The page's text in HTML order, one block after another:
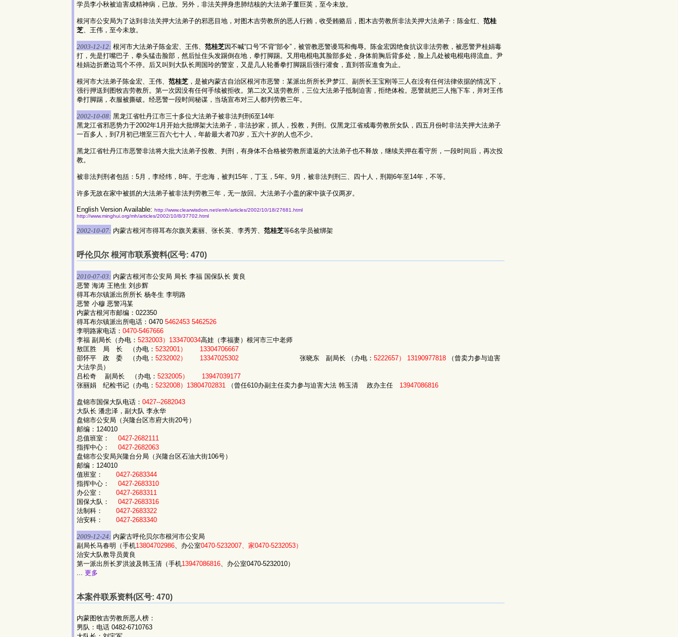
学员李小秋被迫害成精神病，已放。另外，非法关押身患肺结核的大法弟子董巨英，至今未放。
根河市公安局为了达到非法关押大法弟子的邪恶目地，对图木吉劳教所的恶人行贿，收受贿赂后，图木吉劳教所非法关押大法弟子：陈金红、 范桂
芝、王伟，至今未放。
2003-12-12: 根河市大法弟子陈金宏、王伟、 范桂芝因不喊“口号”不背“部令”，被管教恶警谩骂和侮辱。陈金宏因绝食抗议非法劳教，被恶警尹桂娟毒
打，先是打嘴巴子，拳头猛击脸部，然后扯住头发踢倒在地，拳打脚踢。又用电棍电其脸部多处，身体前胸后背多处，脸上几处被电棍电得流血。尹
桂娟边折磨边骂个不停。后又叫到大队长周国玲的警室，又是几人轮番拳打脚踢后强行灌食，直到答应進食为止。
根河市大法弟子陈金宏、王伟、 范桂芝 ，是被内蒙古自治区根河市恶警：某派出所所长尹梦江、副所长王宝刚等三人在没有任何法律依据的情况下，
强行押送到图牧吉劳教所。第一次因没有任何手续被拒收。第二次又送劳教所，三位大法弟子抵制迫害，拒绝体检。恶警就把三人拖下车，并对王伟
拳打脚踢，衣服被撕破。经恶警一段时间秘谋，当场宣布对三人都判劳教三年。
2002-10-08: 黑龙江省牡丹江市三十多位大法弟子被非法判刑6至14年
黑龙江省邪恶势力于2002年1月开始大批绑架大法弟子，非法抄家，抓人，投教，判刑。仅黑龙江省戒毒劳教所女队，四五月份时非法关押大法弟子
一百多人，到7月初已增至三百六七十人，年龄最大者70岁，五六十岁的人也不少。
黑龙江省牡丹江市恶警非法将大批大法弟子投教、判刑，有身体不合格被劳教所遣返的大法弟子也不释放，继续关押在看守所，一段时间后，再次投
教。
被非法判刑者包括：5月，李经纬，8年。于忠海，被判15年，丁玉，5年。9月，被非法判刑三、四十人，刑期6年至14年，不等。
许多无故在家中被抓的大法弟子被非法判劳教三年，无一放回。大法弟子小盖的家中孩子仅两岁。
English Version Available: http://www.clearwisdom.net/emh/articles/2002/10/18/27681.html
http://www.minghui.org/mh/articles/2002/10/8/37702.html
2002-10-07: 内蒙古根河市得耳布尔旗关素丽、张长英、李秀芳、 范桂芝等6名学员被绑架
呼伦贝尔 根河市联系资料(区号: 470)
2010-07-03: 内蒙古根河市公安局 局长 李福 国保队长 黄良
恶警 海涛 王艳生 刘步辉
得耳布尔镇派出所所长 杨冬生 李明路
恶警 小穆 恶警冯某
内蒙古根河市邮编：022350
得耳布尔镇派出所电话：0470 5462453 5462526
李明路家电话： 0470-5467666
李福 副局长（办电： 5232003）133470034高娃（李福妻）根河市三中老师
敖匡胜 局 长 （办电： 5232001）
13304706667
邵怀平 政 委 （办电： 5232002） 13347025302 张晓东 副局长 （办电： 5222657） 13190977818 （曾卖力参与迫害
大法学员）
吕松奇 副局长 （办电： 5232005）
13947039177
张丽娟 纪检书记（办电： 5232008）13804702831 （曾任610办副主任卖力参与迫害大法 韩玉清 政办主任 13947086816
盘锦市国保大队电话： 0427--2682043
大队长 潘忠泽，副大队 李永华
盘锦市公安局（兴隆台区市府大街20号）
邮编：124010
总值班室： 0427-2682111
指挥中心： 0427-2682063
盘锦市公安局兴隆台分局（兴隆台区石油大街106号）
邮编：124010
值班室： 0427-2683344
指挥中心： 0427-2683310
办公室： 0427-2683311
国保大队： 0427-2683316
法制科： 0427-2683322
治安科： 0427-2683340
2009-12-24: 内蒙古呼伦贝尔市根河市公安局
副局长马春明（手机13804702986 、办公室0470-5232007、家0470-5232053）
治安大队教导员黄良
第一派出所长罗洪波及韩玉清（手机13947086816 、办公室0470-5232010）
更多
本案件联系资料(区号: 470)
内蒙图牧吉劳教所恶人榜：
男队：电话 0482-6710763